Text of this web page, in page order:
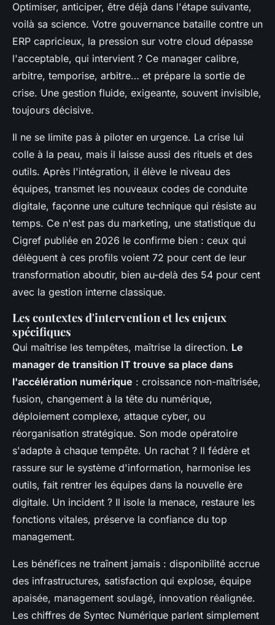
Optimiser, anticiper, être déjà dans l'étape suivante,
voilà sa science. Votre gouvernance bataille contre un
ERP capricieux, la pression sur votre cloud dépasse
l'acceptable, qui intervient ? Ce manager calibre,
arbitre, temporise, arbitre… et prépare la sortie de
crise. Une gestion fluide, exigeante, souvent invisible,
toujours décisive.
Il ne se limite pas à piloter en urgence. La crise lui
colle à la peau, mais il laisse aussi des rituels et des
outils. Après l'intégration, il élève le niveau des
équipes, transmet les nouveaux codes de conduite
digitale, façonne une culture technique qui résiste au
temps. Ce n'est pas du marketing, une statistique du
Cigref publiée en 2026 le confirme bien : ceux qui
délèguent à ces profils voient 72 pour cent de leur
transformation aboutir, bien au-delà des 54 pour cent
avec la gestion interne classique.
Les contextes d'intervention et les enjeux
spécifiques
Qui maîtrise les tempêtes, maîtrise la direction. Le
manager de transition IT trouve sa place dans
l'accélération numérique : croissance non-maîtrisée,
fusion, changement à la tête du numérique,
déploiement complexe, attaque cyber, ou
réorganisation stratégique. Son mode opératoire
s'adapte à chaque tempête. Un rachat ? Il fédère et
rassure sur le système d'information, harmonise les
outils, fait rentrer les équipes dans la nouvelle ère
digitale. Un incident ? Il isole la menace, restaure les
fonctions vitales, préserve la confiance du top
management.
Les bénéfices ne traînent jamais : disponibilité accrue
des infrastructures, satisfaction qui explose, équipe
apaisée, management soulagé, innovation réalignée.
Les chiffres de Syntec Numérique parlent simplement